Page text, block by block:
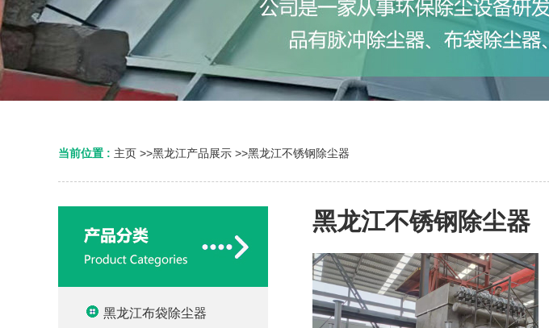
当前位置 : 主页 >>黑龙江产品展示 >>黑龙江不锈钢除尘器
黑龙江布袋除尘器
黑龙江不锈钢除尘器